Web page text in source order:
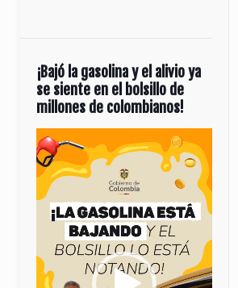
¡Bajó la gasolina y el alivio ya
se siente en el bolsillo de
millones de colombianos!
Reproductor
de
vídeo